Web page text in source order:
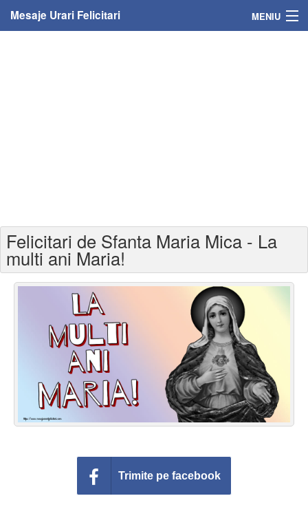
Mesaje Urari Felicitari MENIU
Felicitari varsta
Felicitari zilele anului
Felicitari zile saptamana
Felicitari muzicale
Felicitari muzicale personalizate
Felicitari animate
Conecteaza-te
Felicitari de Sfanta Maria Mica - La
multi ani Maria!
Trimite pe facebook